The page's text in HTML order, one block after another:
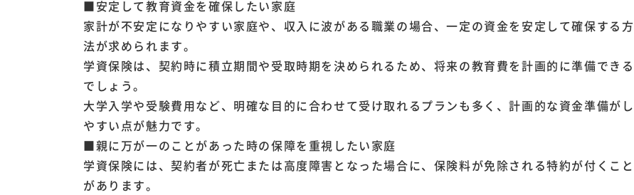
■安定して教育資金を確保したい家庭
家計が不安定になりやすい家庭や、収入に波がある職業の場合、一定の資金を安定して確保する方
法が求められます。
学資保険は、契約時に積立期間や受取時期を決められるため、将来の教育費を計画的に準備できる
でしょう。
大学入学や受験費用など、明確な目的に合わせて受け取れるプランも多く、計画的な資金準備がし
やすい点が魅力です。
■親に万が一のことがあった時の保障を重視したい家庭
学資保険には、契約者が死亡または高度障害となった場合に、保険料が免除される特約が付くこと
があります。